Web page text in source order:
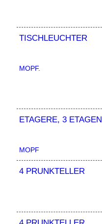
TISCHLEUCHTER
MOPF.
ETAGERE, 3 ETAGEN
MOPF
4 PRUNKTELLER